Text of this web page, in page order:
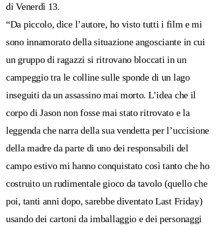
di Venerdì 13.
“Da piccolo, dice l’autore, ho visto tutti i film e mi
sono innamorato della situazione angosciante in cui
un gruppo di ragazzi si ritrovano bloccati in un
campeggio tra le colline sulle sponde di un lago
inseguiti da un assassino mai morto. L’idea che il
corpo di Jason non fosse mai stato ritrovato e la
leggenda che narra della sua vendetta per l’uccisione
della madre da parte di uno dei responsabili del
campo estivo mi hanno conquistato così tanto che ho
costruito un rudimentale gioco da tavolo (quello che
poi, tanti anni dopo, sarebbe diventato Last Friday)
usando dei cartoni da imballaggio e dei personaggi